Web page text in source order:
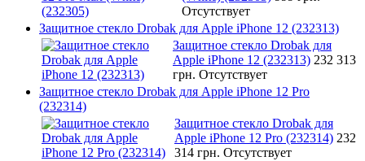
Отсутствует
Защитное стекло Drobak для Apple iPhone 12 (232313)
Защитное стекло Drobak для
Apple iPhone 12 (232313) 232 313
грн. Отсутствует
Защитное стекло Drobak для Apple iPhone 12 Pro
(232314)
Защитное стекло Drobak для
Apple iPhone 12 Pro (232314) 232
314 грн. Отсутствует